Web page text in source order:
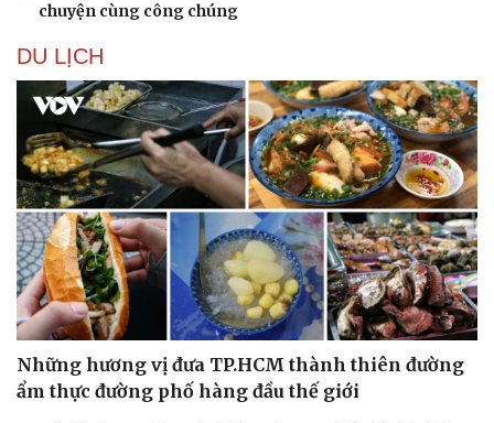
Cải chính
chuyện cùng công chúng
DU LỊCH
Những hương vị đưa TP.HCM thành thiên đường
ẩm thực đường phố hàng đầu thế giới